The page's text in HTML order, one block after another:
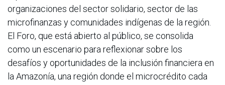
organizaciones del sector solidario, sector de las
microfinanzas y comunidades indígenas de la región.
El Foro, que está abierto al público, se consolida
como un escenario para reflexionar sobre los
desafíos y oportunidades de la inclusión financiera en
la Amazonía, una región donde el microcrédito cada